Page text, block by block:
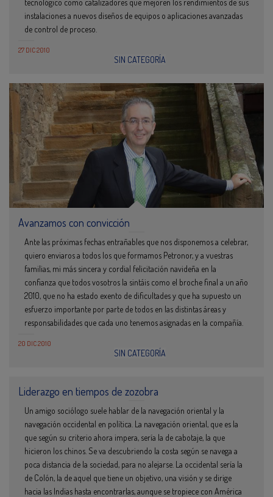
tecnológico como catalizadores que mejoren los rendimientos de sus
instalaciones a nuevos diseños de equipos o aplicaciones avanzadas
de control de proceso.
27 DIC 2010
SIN CATEGORÍA
Avanzamos con convicción
Ante las próximas fechas entrañables que nos disponemos a celebrar,
quiero enviaros a todos los que formamos Petronor, y a vuestras
familias, mi más sincera y cordial felicitación navideña en la
confianza que todos vosotros la sintáis como el broche final a un año
2010, que no ha estado exento de dificultades y que ha supuesto un
esfuerzo importante por parte de todos en las distintas áreas y
responsabilidades que cada uno tenemos asignadas en la compañía.
20 DIC 2010
SIN CATEGORÍA
Liderazgo en tiempos de zozobra
Un amigo sociólogo suele hablar de la navegación oriental y la
navegación occidental en política. La navegación oriental, que es la
que según su criterio ahora impera, sería la de cabotaje, la que
hicieron los chinos. Se va descubriendo la costa según se navega a
poca distancia de la sociedad, para no alejarse. La occidental sería la
de Colón, la de aquel que tiene un objetivo, una visión y se dirige
hacia las Indias hasta encontrarlas, aunque se tropiece con América